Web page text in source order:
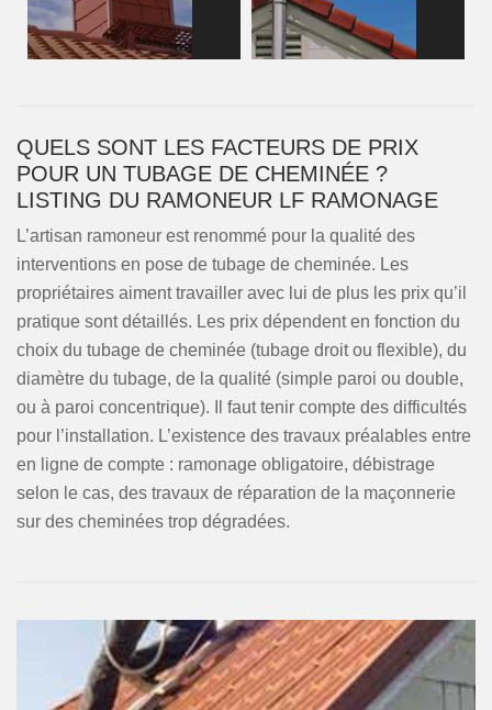
QUELS SONT LES FACTEURS DE PRIX
POUR UN TUBAGE DE CHEMINÉE ?
LISTING DU RAMONEUR LF RAMONAGE
L’artisan ramoneur est renommé pour la qualité des
interventions en pose de tubage de cheminée. Les
propriétaires aiment travailler avec lui de plus les prix qu’il
pratique sont détaillés. Les prix dépendent en fonction du
choix du tubage de cheminée (tubage droit ou flexible), du
diamètre du tubage, de la qualité (simple paroi ou double,
ou à paroi concentrique). Il faut tenir compte des difficultés
pour l’installation. L’existence des travaux préalables entre
en ligne de compte : ramonage obligatoire, débistrage
selon le cas, des travaux de réparation de la maçonnerie
sur des cheminées trop dégradées.